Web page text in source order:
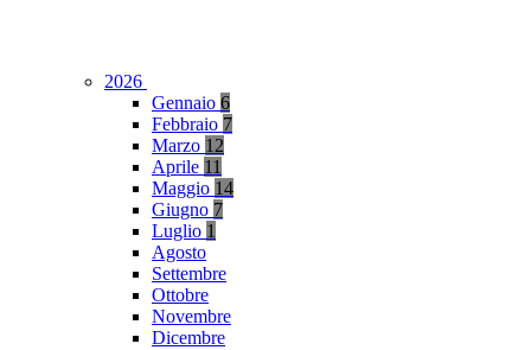
2026
Gennaio 6
Febbraio 7
Marzo 12
Aprile 11
Maggio 14
Giugno 7
Luglio 1
Agosto
Settembre
Ottobre
Novembre
Dicembre